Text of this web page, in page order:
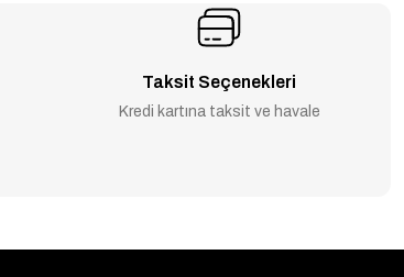
Taksit Seçenekleri
Kredi kartına taksit ve havale